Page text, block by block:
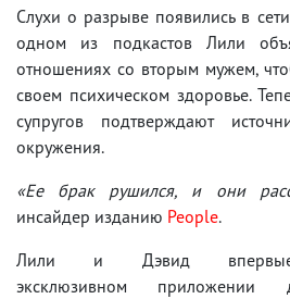
Слухи о разрыве появились в
одном из подкастов Лили
отношениях со вторым мужем,
своем психическом здоровье.
супругов подтверждают
окружения.
«Ее брак рушился, и они
инсайдер изданию People.
Лили и Дэвид
эксклюзивном